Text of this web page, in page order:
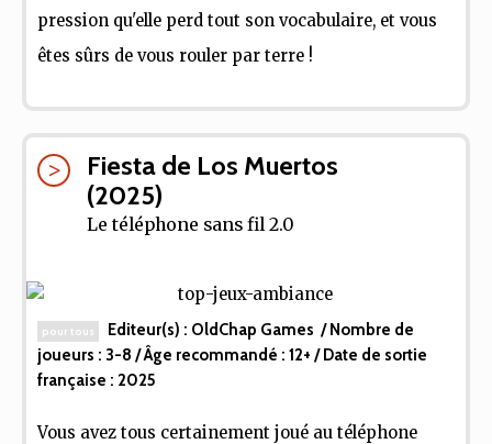
pression qu'elle perd tout son vocabulaire, et vous
êtes sûrs de vous rouler par terre !
Fiesta de Los Muertos
(2025)
Le téléphone sans fil 2.0
pour tous Editeur(s) : OldChap Games / Nombre de
joueurs : 3-8 / Âge recommandé : 12+ / Date de sortie
française : 2025
Vous avez tous certainement joué au téléphone